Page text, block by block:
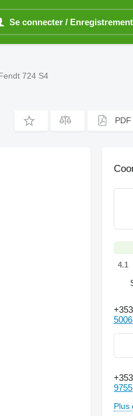
Se connecter / Enregistrement
724 S4
PDF
4.1
5006
9755
Plus